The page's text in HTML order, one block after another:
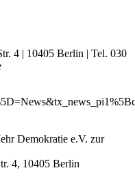
4 | 10405 Berlin | Tel. 030
Demokratie e.V. zur
4, 10405 Berlin